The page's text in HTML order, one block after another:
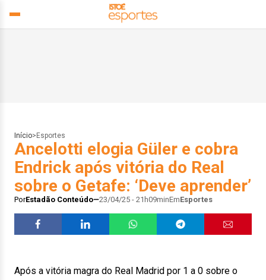
Início> Esportes
Ancelotti elogia Güler e cobra
Endrick após vitória do Real
sobre o Getafe: ‘Deve aprender’
PorEstadão Conteúdo 23/04/25 - 21h09minEmEsportes
Após a vitória magra do Real Madrid por 1 a 0 sobre o